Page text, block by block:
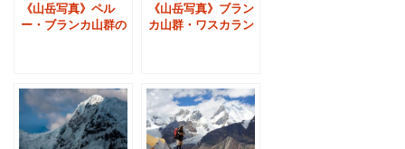
《山岳写真》ペル
ー・ブランカ山群の
《山岳写真》ブラン
カ山群・ワスカラン